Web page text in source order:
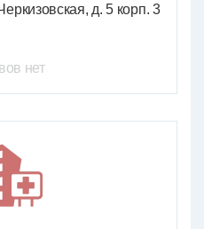
д. 5 корп. 3
нет